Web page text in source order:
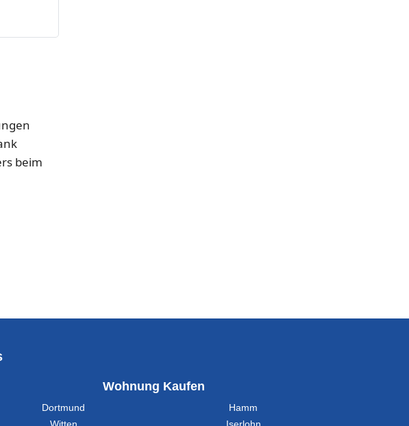
beim
Wohnung Kaufen
Dortmund
Hamm